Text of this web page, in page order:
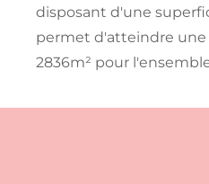
disposant d'une
permet d'atteindre
2836m² pour